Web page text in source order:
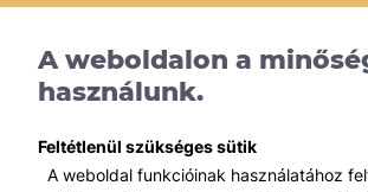
A weboldalon a
használunk.
Feltétlenül szükséges sütik
A weboldal funkcióinak használatához